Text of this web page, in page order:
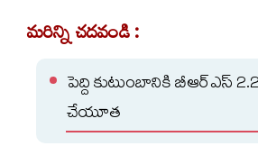
మరిన్ని చదవండి :
పెద్ది కుటుంబానికి బీఆర్ఎస్
చేయూత